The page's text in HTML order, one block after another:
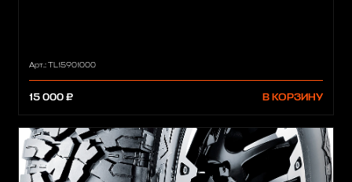
Арт.: TL15901000
15 000 ₽ В КОРЗИНУ